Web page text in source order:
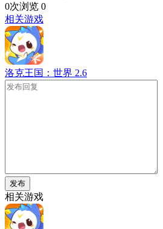
0次浏览 0
相关游戏
洛克王国：世界 2.6
发布
相关游戏